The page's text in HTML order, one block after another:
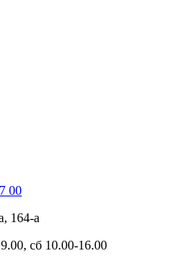
00
164-а
сб 10.00-16.00